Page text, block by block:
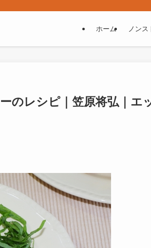
ホーム ノン
のレシピ｜笠原将弘｜エ